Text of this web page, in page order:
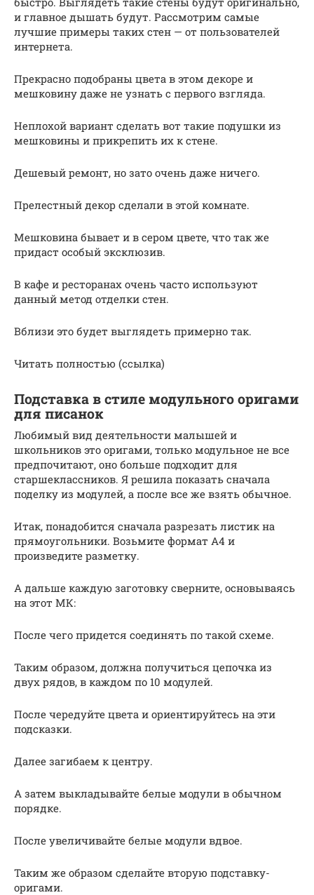
и главное дышать будут. Рассмотрим самые
лучшие примеры таких стен — от пользователей
интернета.
Прекрасно подобраны цвета в этом декоре и
мешковину даже не узнать с первого взгляда.
Неплохой вариант сделать вот такие подушки из
мешковины и прикрепить их к стене.
Дешевый ремонт, но зато очень даже ничего.
Прелестный декор сделали в этой комнате.
Мешковина бывает и в сером цвете, что так же
придаст особый эксклюзив.
В кафе и ресторанах очень часто используют
данный метод отделки стен.
Вблизи это будет выглядеть примерно так.
Читать полностью (ссылка)
Подставка в стиле модульного оригами
для писанок
Любимый вид деятельности малышей и
школьников это оригами, только модульное не все
предпочитают, оно больше подходит для
старшеклассников. Я решила показать сначала
поделку из модулей, а после все же взять обычное.
Итак, понадобится сначала разрезать листик на
прямоугольники. Возьмите формат А4 и
произведите разметку.
А дальше каждую заготовку сверните, основываясь
на этот МК:
После чего придется соединять по такой схеме.
Таким образом, должна получиться цепочка из
двух рядов, в каждом по 10 модулей.
После чередуйте цвета и ориентируйтесь на эти
подсказки.
Далее загибаем к центру.
А затем выкладывайте белые модули в обычном
порядке.
После увеличивайте белые модули вдвое.
Таким же образом сделайте вторую подставку-
оригами.